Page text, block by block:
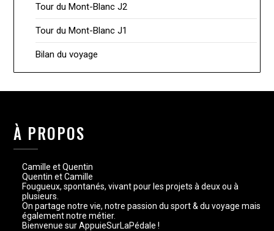
Tour du Mont-Blanc J2
Tour du Mont-Blanc J1
Bilan du voyage
À PROPOS
Camille et Quentin
Quentin et Camille
Fougueux, spontanés, vivant pour les projets à deux ou à
plusieurs.
On partage notre vie, notre passion du sport & du voyage mais
également notre métier.
Bienvenue sur AppuieSurLaPédale !